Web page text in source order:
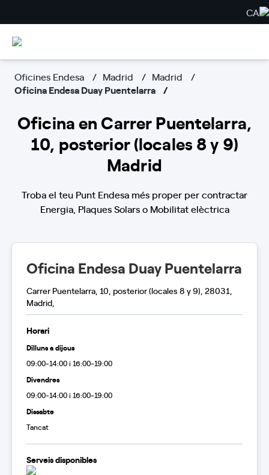
CA
Oficines Endesa Madrid
Madrid
Oficina Endesa Duay Puentelarra
Oficina en Carrer Puentelarra,
10, posterior (locales 8 y 9)
Madrid
Troba el teu Punt Endesa més proper per contractar
Energia, Plaques Solars o Mobilitat elèctrica
Oficina Endesa Duay Puentelarra
Carrer Puentelarra, 10, posterior (locales 8 y 9), 28031,
Madrid,
Horari
Dilluns a dijous
09:00-14:00 i 16:00-19:00
Divendres
09:00-14:00 i 16:00-19:00
Dissabte
Tancat
Serveis disponibles